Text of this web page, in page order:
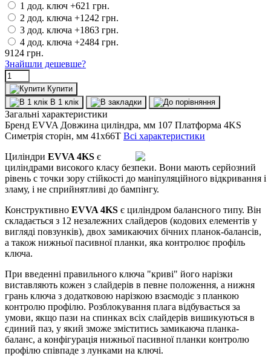
1 дод. ключ +621 грн.
2 дод. ключа +1242 грн.
3 дод. ключа +1863 грн.
4 дод. ключа +2484 грн.
9124 грн.
Знайшли дешевше?
Купити
В 1 клік
Загальні характеристики
Бренд EVVA Довжина циліндра, мм 107 Платформа 4KS
Симетрія сторін, мм 41x66T Всі характеристики
Циліндри EVVA 4KS є
циліндрами високого класу безпеки. Вони мають серйозний
рівень с точки зору стійкості до маніпуляційного відкривання і
зламу, і не сприйнятливі до бампінгу.
Конструктивно EVVA 4KS є циліндром балансного типу. Він
складається з 12 незалежних слайдеров (кодових елементів у
вигляді повзунків), двох замикаючих бічних планок-балансів,
а також нижньої пасивної планки, яка контролює профіль
ключа.
При введенні правильного ключа "криві" його нарізки
виставляють кожен з слайдерів в певне положення, а нижня
грань ключа з додатковою нарізкою взаємодіє з планкою
контролю профілю. Розблокування плага відбувається за
умови, якщо пази на спинках всіх слайдерів вишикуються в
єдиний паз, у який зможе зміститись замикаюча планка-
баланс, а конфігурація нижньої пасивної планки контролю
профілю співпаде з лунками на ключі.